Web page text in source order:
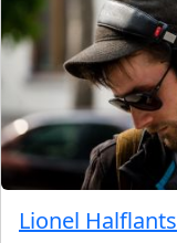
Lionel Halflants